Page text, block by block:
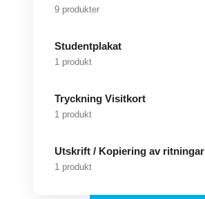
9 produkter
Studentplakat
1 produkt
Tryckning Visitkort
1 produkt
Utskrift / Kopiering av ritningar
1 produkt